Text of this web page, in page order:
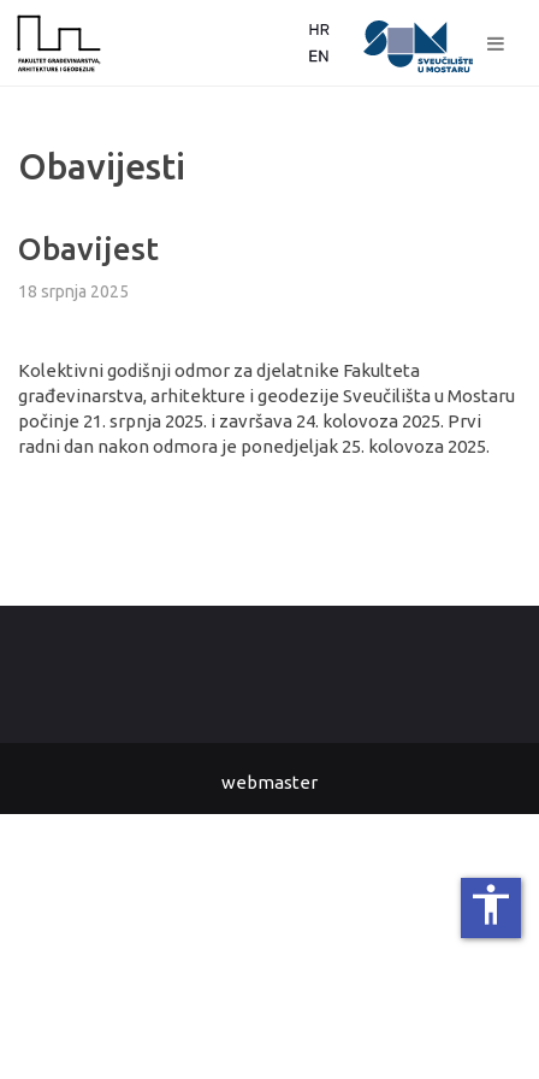
Obavijesti
Obavijest
18 srpnja 2025
Kolektivni godišnji odmor za djelatnike Fakulteta
građevinarstva, arhitekture i geodezije Sveučilišta u Mostaru
počinje 21. srpnja 2025. i završava 24. kolovoza 2025. Prvi
radni dan nakon odmora je ponedjeljak 25. kolovoza 2025.
webmaster
accessibility